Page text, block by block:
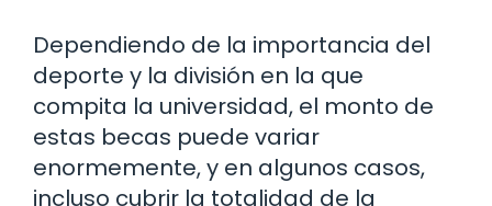
Dependiendo de la importancia del
deporte y la división en la que
compita la universidad, el monto de
estas becas puede variar
enormemente, y en algunos casos,
incluso cubrir la totalidad de la